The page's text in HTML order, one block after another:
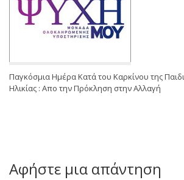
Παγκόσμια Ημέρα Κατά του Καρκίνου της
Ηλικίας : Απο την Πρόκληση στην Αλλαγή
Αφήστε μια απάντηση